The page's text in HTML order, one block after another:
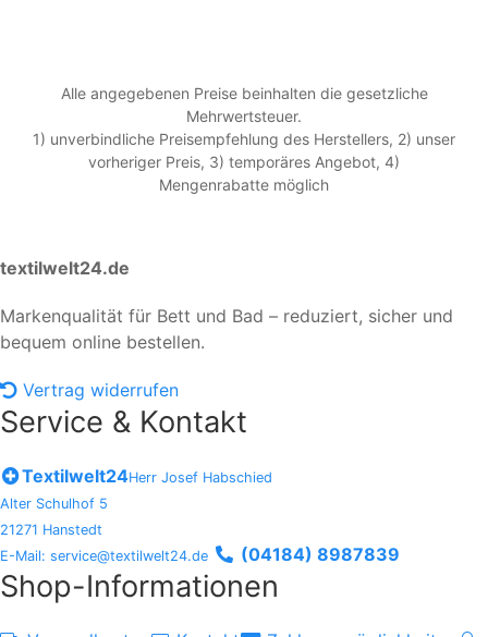
Alle angegebenen Preise beinhalten die gesetzliche
Mehrwertsteuer.
1) unverbindliche Preisempfehlung des Herstellers, 2) unser
vorheriger Preis, 3) temporäres Angebot, 4)
Mengenrabatte möglich
textilwelt24.de
Markenqualität für Bett und Bad – reduziert, sicher und
bequem online bestellen.
Vertrag widerrufen
Service & Kontakt
Textilwelt24Herr Josef Habschied
Alter Schulhof 5
21271 Hanstedt
E-Mail: service@textilwelt24.de
(04184) 8987839
Shop-Informationen